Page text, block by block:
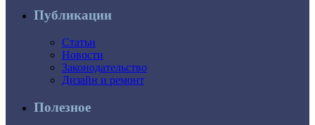
Публикации
Статьи
Новости
Законодательство
Дизайн и ремонт
Полезное